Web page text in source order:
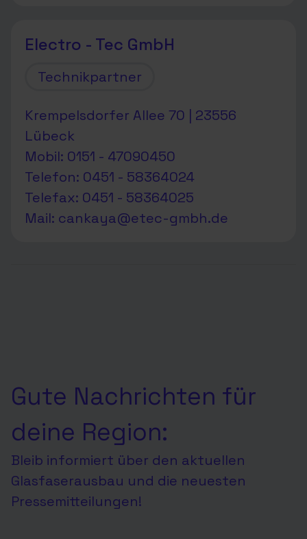
Electro - Tec GmbH
Technikpartner
Krempelsdorfer Allee 70 | 23556
Lübeck
Mobil: 0151 - 47090450
Telefon: 0451 - 58364024
Telefax: 0451 - 58364025
Mail: cankaya@etec-gmbh.de
Gute Nachrichten für
deine Region:
Bleib informiert über den aktuellen
Glasfaserausbau und die neuesten
Pressemitteilungen!